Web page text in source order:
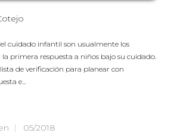
cuidado infantil son usualmente los
primera respuesta a niños bajo su cuidado.
de verificación para planear con
e...
05/2018